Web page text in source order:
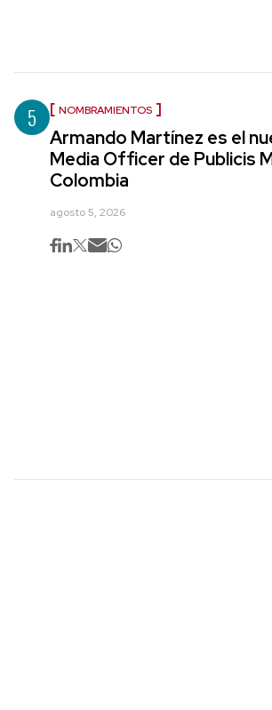
5 NOMBRAMIENTOS
Armando Martínez es el
Media Officer de Publicis
Colombia
agosto 5, 2026